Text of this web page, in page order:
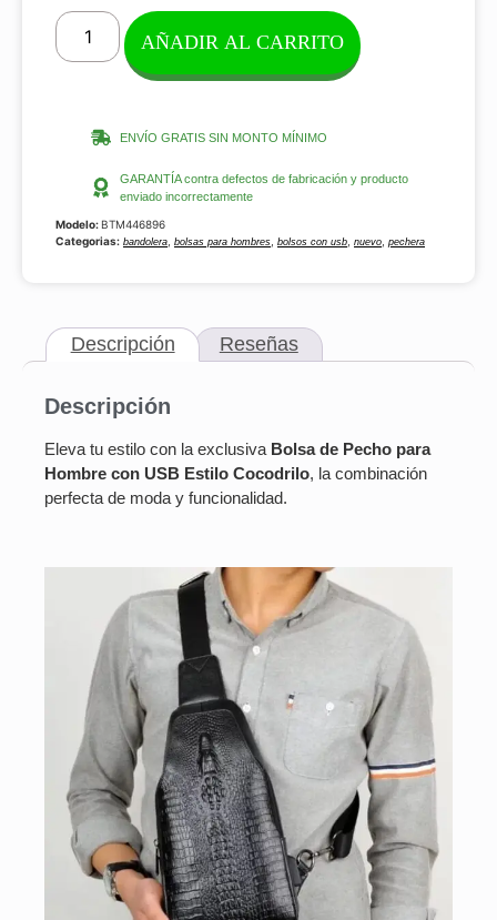
AÑADIR AL CARRITO
ENVÍO GRATIS SIN MONTO MÍNIMO
GARANTÍA contra defectos de fabricación y producto
enviado incorrectamente
Modelo:BTM446896
Categorias: bandolera bolsas para hombres bolsos con usb nuevo pechera
Descripción Reseñas
Descripción
Eleva tu estilo con la exclusiva Bolsa de Pecho para
Hombre con USB Estilo Cocodrilo, la combinación
perfecta de moda y funcionalidad.